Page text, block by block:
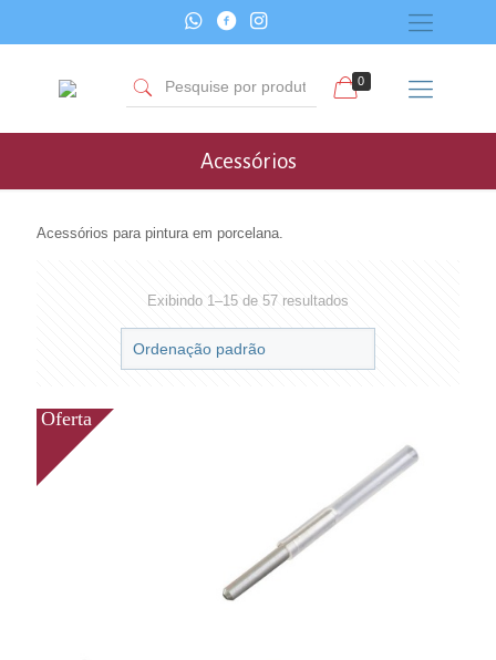
0
Acessórios
Acessórios para pintura em porcelana.
Exibindo 1–15 de 57 resultados